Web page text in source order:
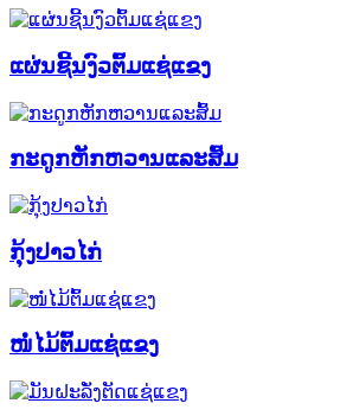
ແຜ່ນຊີ້ນງົວຕົ້ມແຊ່ແຂງ
ກະດູກຫັກຫວານແລະສົ້ມ
ກຸ້ງປາວໄກ່
ໜໍ່ໄມ້ຕົ້ມແຊ່ແຂງ